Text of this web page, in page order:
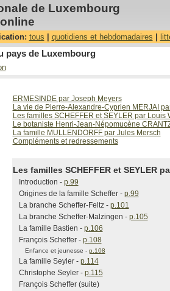
de Luxembourg
tous quotidiens et hebdomadaires
pays de Luxembourg
ERMESINDE par Joseph Meyers
La vie de Pierre-Alexandre-Cyprien MERJAI
Les familles SCHEFFER et SEYLER par Louis
Le botaniste Henri-Jean-Népomucène
La famille MULLENDORFF par Jules Mersch
Compléments et redressements
Les familles SCHEFFER et SEYLER
Introduction - p.99
Origines de la famille Scheffer - p.99
La branche Scheffer-Feltz - p.101
La branche Scheffer-Malzingen - p.105
La famille Bastien - p.106
François Scheffer - p.108
Enfance et jeunesse - p.108
La famille Seyler - p.114
Christophe Seyler - p.115
François Scheffer (suite)